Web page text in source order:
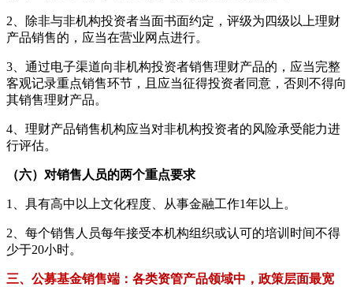
2、除非与非机构投资者当面书面约定，评级为四级以上理财
产品销售的，应当在营业网点进行。
3、通过电子渠道向非机构投资者销售理财产品的，应当完整
客观记录重点销售环节，且应当征得投资者同意，否则不得向
其销售理财产品。
4、理财产品销售机构应当对非机构投资者的风险承受能力进
行评估。
（六）对销售人员的两个重点要求
1、具有高中以上文化程度、从事金融工作1年以上。
2、每个销售人员每年接受本机构组织或认可的培训时间不得
少于20小时。
三、公募基金销售端：各类资管产品领域中，政策层面最宽